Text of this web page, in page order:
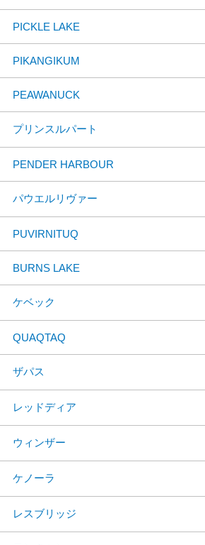
PICKLE LAKE
PIKANGIKUM
PEAWANUCK
プリンスルパート
PENDER HARBOUR
パウエルリヴァー
PUVIRNITUQ
BURNS LAKE
ケベック
QUAQTAQ
ザパス
レッドディア
ウィンザー
ケノーラ
レスブリッジ